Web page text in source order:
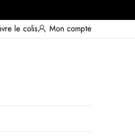
le colis Mon compte